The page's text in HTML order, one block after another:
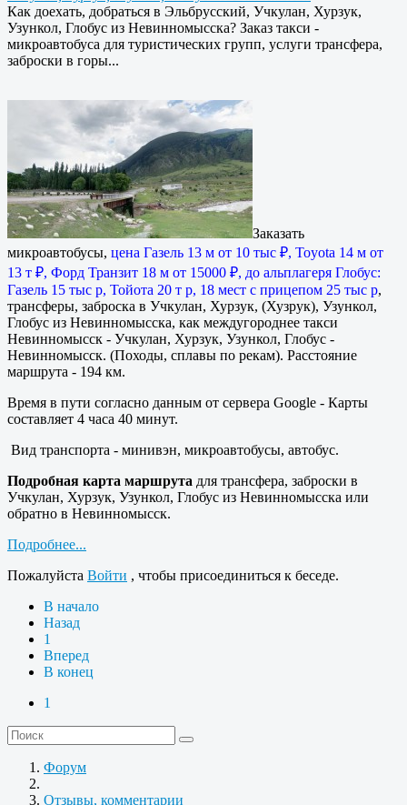
Как доехать, добраться в Эльбрусский, Учкулан, Хурзук,
Узункол, Глобус из Невинномысска? Заказ такси -
микроавтобуса для туристических групп, услуги трансфера,
заброски в горы...
Заказать
микроавтобусы, цена Газель 13 м от 10 тыс ₽, Toyota 14 м от
13 т ₽, Форд Транзит 18 м от 15000 ₽, до альплагеря Глобус:
Газель 15 тыс р, Тойота 20 т р, 18 мест с прицепом 25 тыс р,
трансферы, заброска в Учкулан, Хурзук, (Хузрук), Узункол,
Глобус из Невинномысска, как междугороднее такси
Невинномысск - Учкулан, Хурзук, Узункол, Глобус -
Невинномысск. (Походы, сплавы по рекам). Расстояние
маршрута - 194 км.
Время в пути согласно данным от сервера Google - Карты
составляет 4 часа 40 минут.
Вид транспорта - минивэн, микроавтобусы, автобус.
Подробная карта маршрута для трансфера, заброски в
Учкулан, Хурзук, Узункол, Глобус из Невинномысска или
обратно в Невинномысск.
Подробнее...
Пожалуйста Войти , чтобы присоединиться к беседе.
В начало
Назад
1
Вперед
В конец
1
Форум
Отзывы, комментарии